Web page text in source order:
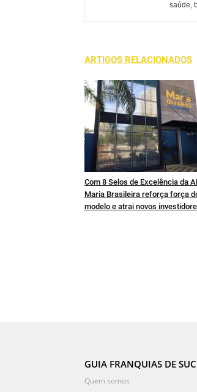
saúde,
ARTIGOS RELACIONADOS
Com 8 Selos de Excelência da
Maria Brasileira reforça força
modelo e atrai novos
GUIA FRANQUIAS DE
Quem somos